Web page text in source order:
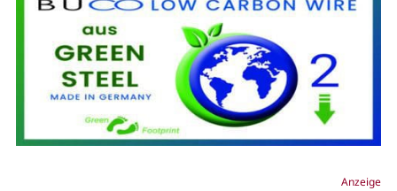
Anzeige